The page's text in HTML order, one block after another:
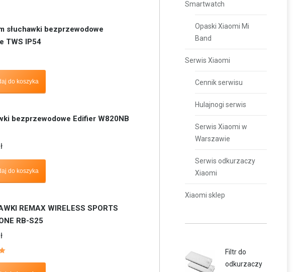
słuchawki bezprzewodowe
TWS IP54
do koszyka
bezprzewodowe Edifier W820NB
do koszyka
REMAX WIRELESS SPORTS
RB-S25
Smartwatch
Opaski Xiaomi Mi
Band
Serwis Xiaomi
Cennik serwisu
Hulajnogi serwis
Serwis Xiaomi w
Warszawie
Serwis odkurzaczy
Xiaomi
Xiaomi sklep
Filtr do
odkurzaczy